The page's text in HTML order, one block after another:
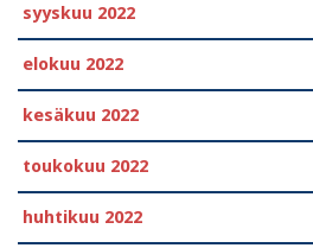
syyskuu 2022
elokuu 2022
kesäkuu 2022
toukokuu 2022
huhtikuu 2022